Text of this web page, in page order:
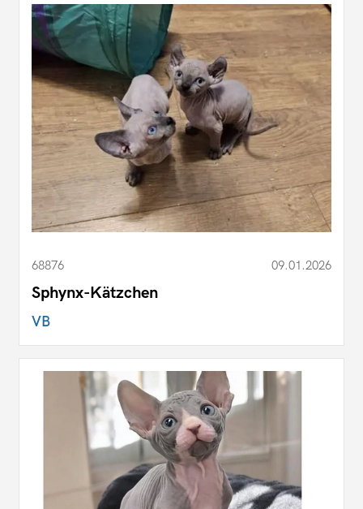
68876 09.01.2026
Sphynx-Kätzchen
VB